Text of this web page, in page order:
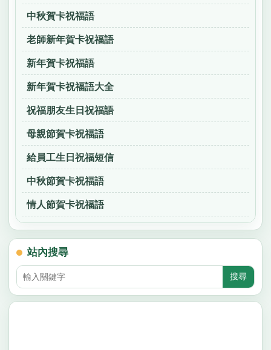
中秋賀卡祝福語
老師新年賀卡祝福語
新年賀卡祝福語
新年賀卡祝福語大全
祝福朋友生日祝福語
母親節賀卡祝福語
給員工生日祝福短信
中秋節賀卡祝福語
情人節賀卡祝福語
站內搜尋